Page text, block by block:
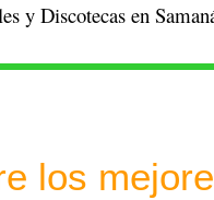
y Discotecas en
los